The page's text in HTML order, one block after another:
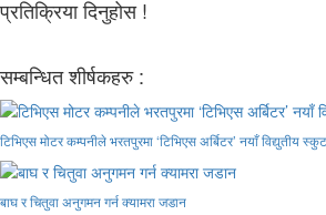
प्रतिक्रिया दिनुहोस !
सम्बन्धित शीर्षकहरु :
टिभिएस मोटर कम्पनीले भरतपुरमा ‘टिभिएस अर्बिटर’ नयाँ विद्युतीय
बाघ र चितुवा अनुगमन गर्न क्यामरा जडान